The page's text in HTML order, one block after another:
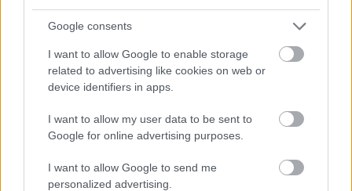
Google consents
I want to allow Google to enable storage
related to advertising like cookies on web or
device identifiers in apps.
I want to allow my user data to be sent to
Google for online advertising purposes.
I want to allow Google to send me
personalized advertising.
«Ήμουν κι εγώ στα Κουφονήσια τις ημέρες που
γέμισε η Ιταλίδα»: Η λεπτομέρεια που κανείς δεν
ανέφερε
ποδοσφαίρου που δεν έγιναν ποτέ